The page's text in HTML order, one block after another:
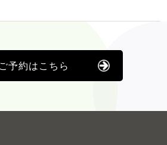
ご予約はこちら